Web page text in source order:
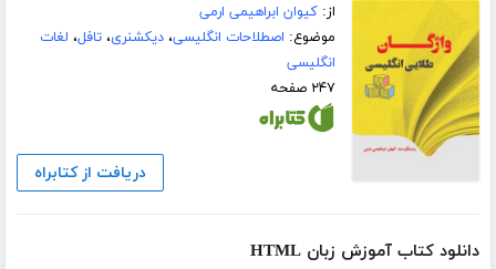
از:کیوان ابراهیمی ارمی
موضوع: اصطلاحات انگلیسی،دیکشنری،تافل، لغات
انگلیسی
۲۴۷ صفحه
دریافت از کتابراه
دانلود کتاب آموزش زبان HTML